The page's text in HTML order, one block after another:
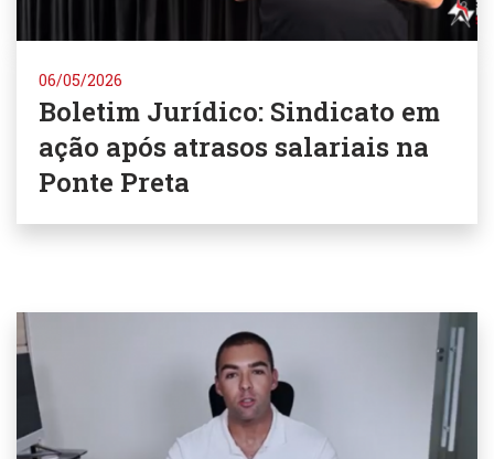
06/05/2026
Boletim Jurídico: Sindicato em
ação após atrasos salariais na
Ponte Preta